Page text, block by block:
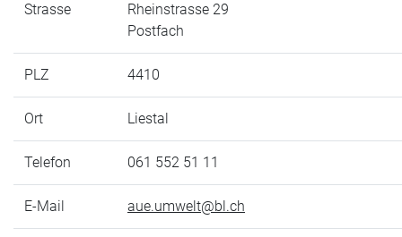
Strasse
Rheinstrasse 29
Postfach
PLZ 4410
Ort Liestal
Telefon 061 552 51 11
E-Mail aue.umwelt@bl.ch